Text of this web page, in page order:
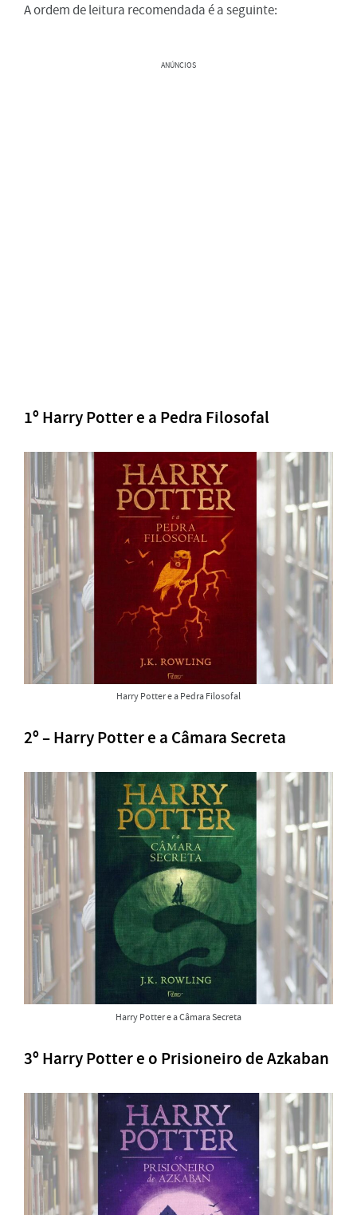
A ordem de leitura recomendada é a seguinte:
ANÚNCIOS
1º Harry Potter e a Pedra Filosofal
Harry Potter e a Pedra Filosofal
2º – Harry Potter e a Câmara Secreta
Harry Potter e a Câmara Secreta
3º Harry Potter e o Prisioneiro de Azkaban